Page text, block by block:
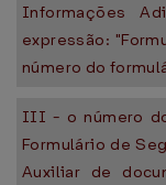
Informações
expressão:
número do
III - o número
Formulário de
Auxiliar de